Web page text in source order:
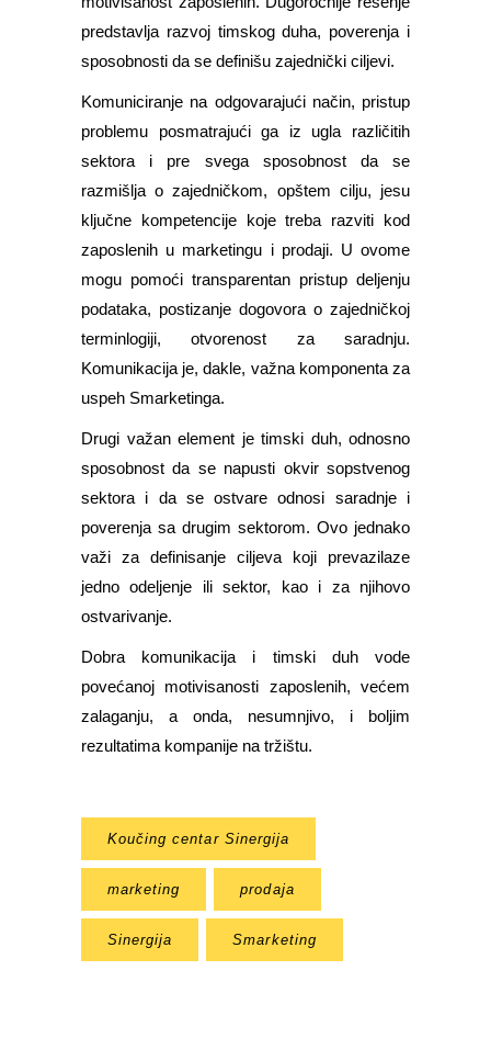
predstavlja razvoj timskog duha, poverenja i
sposobnosti da se definišu zajednički ciljevi.
Komuniciranje na odgovarajući način, pristup
problemu posmatrajući ga iz ugla različitih
sektora i pre svega sposobnost da se
razmišlja o zajedničkom, opštem cilju, jesu
ključne kompetencije koje treba razviti kod
zaposlenih u marketingu i prodaji. U ovome
mogu pomoći transparentan pristup deljenju
podataka, postizanje dogovora o zajedničkoj
terminlogiji, otvorenost za saradnju.
Komunikacija je, dakle, važna komponenta za
uspeh Smarketinga.
Drugi važan element je timski duh, odnosno
sposobnost da se napusti okvir sopstvenog
sektora i da se ostvare odnosi saradnje i
poverenja sa drugim sektorom. Ovo jednako
važi za definisanje ciljeva koji prevazilaze
jedno odeljenje ili sektor, kao i za njihovo
ostvarivanje.
Dobra komunikacija i timski duh vode
povećanoj motivisanosti zaposlenih, većem
zalaganju, a onda, nesumnjivo, i boljim
rezultatima kompanije na tržištu.
Koučing centar Sinergija
marketing prodaja
Sinergija Smarketing